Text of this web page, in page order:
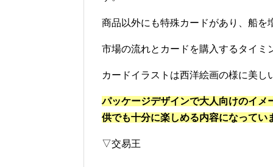
商品以外にも特殊カードがあり、船
市場の流れとカードを購入するタイミ
カードイラストは西洋絵画の様に美
パッケージデザインで大人向けのイ
供でも十分に楽しめる内容になってい
▽交易王